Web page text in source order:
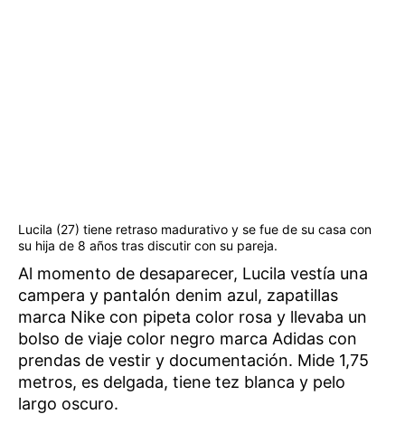
Lucila (27) tiene retraso madurativo y se fue de su casa con
su hija de 8 años tras discutir con su pareja.
Al momento de desaparecer, Lucila vestía una
campera y pantalón denim azul, zapatillas
marca Nike con pipeta color rosa y llevaba un
bolso de viaje color negro marca Adidas con
prendas de vestir y documentación. Mide 1,75
metros, es delgada, tiene tez blanca y pelo
largo oscuro.